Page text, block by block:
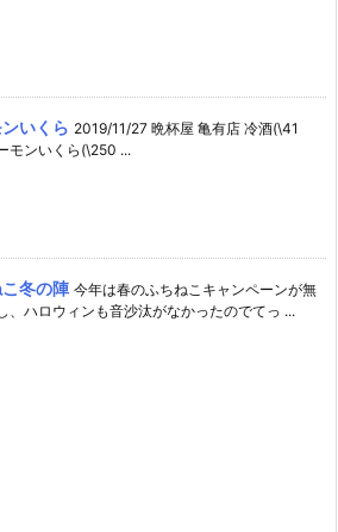
いくら 2019/11/27 晩杯屋 亀有店 冷酒(\41
モンいくら(\250 ...
冬の陣 今年は春のふちねこキャンペーンが無
、ハロウィンも音沙汰がなかったのでてっ ...